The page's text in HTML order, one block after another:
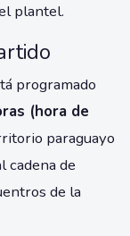
plantel.
programado
(hora de
paraguayo
cadena de
de la